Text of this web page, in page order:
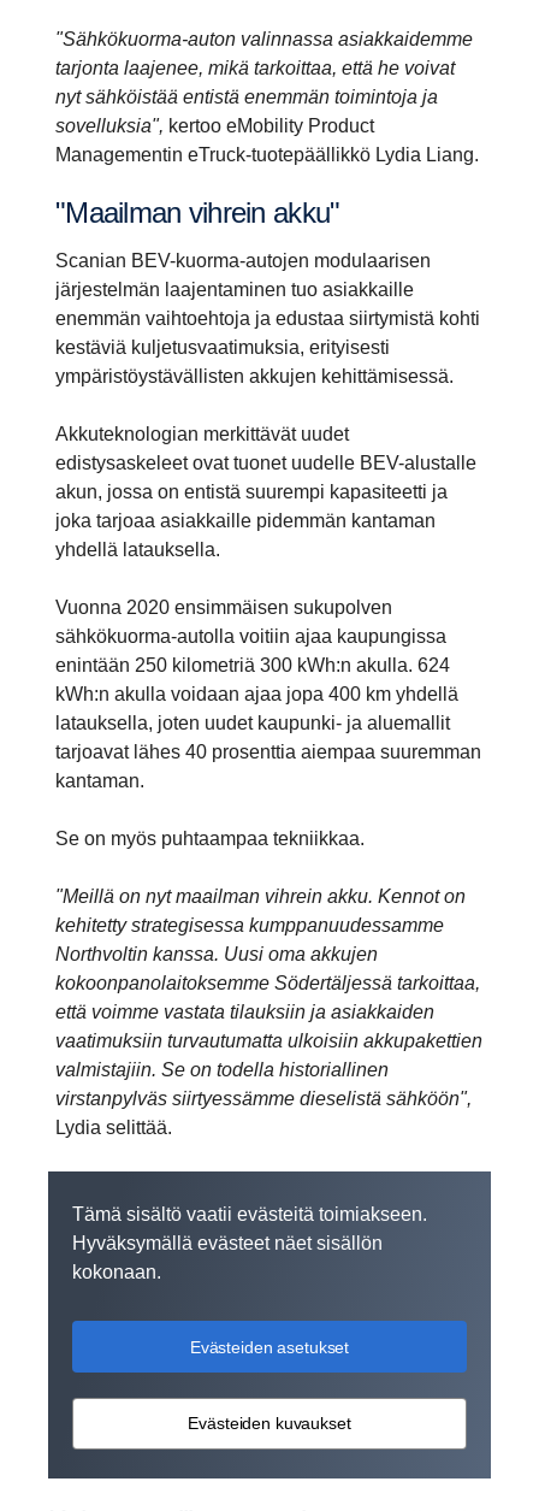
"Sähkökuorma-auton valinnassa asiakkaidemme
tarjonta laajenee, mikä tarkoittaa, että he voivat
nyt sähköistää entistä enemmän toimintoja ja
sovelluksia", kertoo eMobility Product
Managementin eTruck-tuotepäällikkö Lydia Liang.
"Maailman vihrein akku"
Scanian BEV-kuorma-autojen modulaarisen
järjestelmän laajentaminen tuo asiakkaille
enemmän vaihtoehtoja ja edustaa siirtymistä kohti
kestäviä kuljetusvaatimuksia, erityisesti
ympäristöystävällisten akkujen kehittämisessä.
Akkuteknologian merkittävät uudet
edistysaskeleet ovat tuonet uudelle BEV-alustalle
akun, jossa on entistä suurempi kapasiteetti ja
joka tarjoaa asiakkaille pidemmän kantaman
yhdellä latauksella.
Vuonna 2020 ensimmäisen sukupolven
sähkökuorma-autolla voitiin ajaa kaupungissa
enintään 250 kilometriä 300 kWh:n akulla. 624
kWh:n akulla voidaan ajaa jopa 400 km yhdellä
latauksella, joten uudet kaupunki- ja aluemallit
tarjoavat lähes 40 prosenttia aiempaa suuremman
kantaman.
Se on myös puhtaampaa tekniikkaa.
"Meillä on nyt maailman vihrein akku. Kennot on
kehitetty strategisessa kumppanuudessamme
Northvoltin kanssa. Uusi oma akkujen
kokoonpanolaitoksemme Södertäljessä tarkoittaa,
että voimme vastata tilauksiin ja asiakkaiden
vaatimuksiin turvautumatta ulkoisiin akkupakettien
valmistajiin. Se on todella historiallinen
virstanpylväs siirtyessämme dieselistä sähköön",
Lydia selittää.
Tämä sisältö vaatii evästeitä toimiakseen.
Hyväksymällä evästeet näet sisällön
kokonaan.
Evästeiden asetukset
Evästeiden kuvaukset